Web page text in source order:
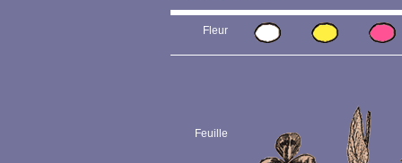
Fleur
Feuille